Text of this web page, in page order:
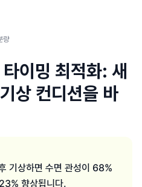
량
이밍 최적화: 새
상 컨디션을 바
기상하면 수면 관성이 68%
향상됩니다.